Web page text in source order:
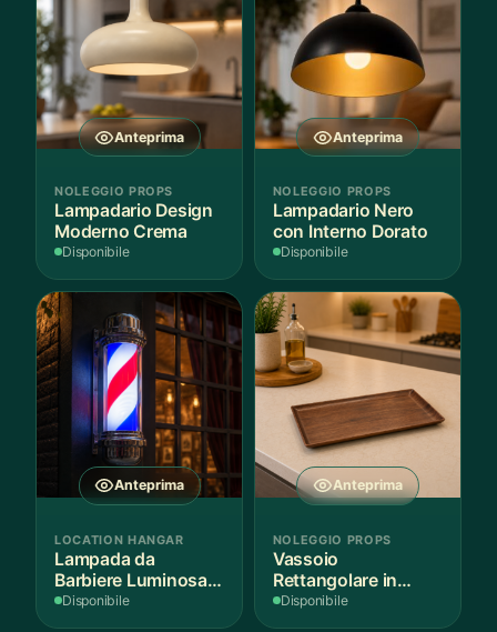
Anteprima
NOLEGGIO PROPS
Lampadario Design
Moderno Crema
Disponibile
Anteprima
NOLEGGIO PROPS
Lampadario Nero
con Interno Dorato
Disponibile
Anteprima
LOCATION HANGAR
Lampada da
Barbiere Luminosa
Rotante
Disponibile
Anteprima
NOLEGGIO PROPS
Vassoio
Rettangolare in
Legno Scuro
Disponibile